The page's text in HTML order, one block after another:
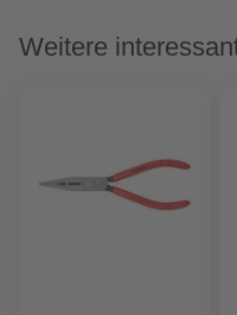
Weitere